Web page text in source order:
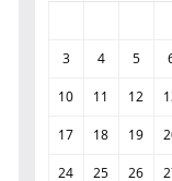
3 4 5
10 11 12
17 18 19
24 25 26